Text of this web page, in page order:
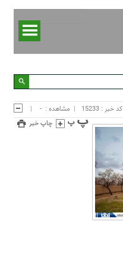
کد خبر : 15233 مشاهده : -
چاپ خبر